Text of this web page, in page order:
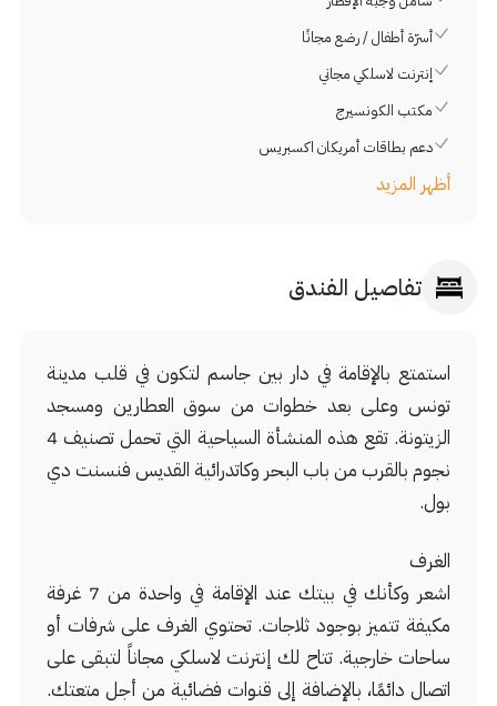
أسرّة أطفال / رضع مجانًا
إنترنت لاسلكي مجاني
مكتب الكونسيرج
دعم بطاقات أمريكان اكسبريس
أظهر المزيد
تفاصيل الفندق
استمتع بالإقامة في دار بين جاسم لتكون في قلب مدينة
تونس وعلى بعد خطوات من سوق العطارين ومسجد
الزيتونة. تقع هذه المنشأة السياحية التي تحمل تصنيف 4
نجوم بالقرب من باب البحر وكاتدرائية القديس فنسنت دي
بول.
الغرف
اشعر وكأنك في بيتك عند الإقامة في واحدة من 7 غرفة
مكيفة تتميز بوجود ثلاجات. تحتوي الغرف على شرفات أو
ساحات خارجية. تتاح لك إنترنت لاسلكي مجاناً لتبقى على
اتصال دائمًا، بالإضافة إلى قنوات فضائية من أجل متعتك.